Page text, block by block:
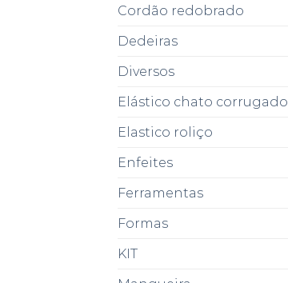
Cordão redobrado
Dedeiras
Diversos
Elástico chato corrugado
Elastico roliço
Enfeites
Ferramentas
Formas
KIT